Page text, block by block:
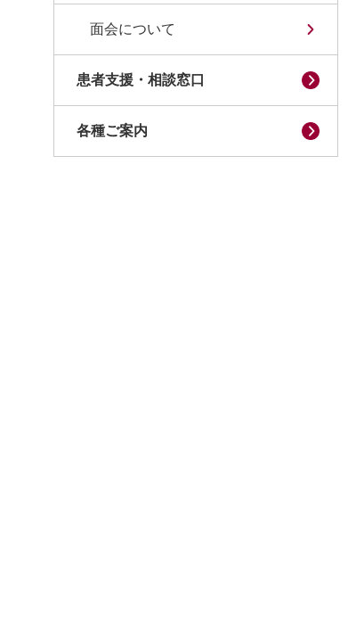
面会について
患者支援・相談窓口
各種ご案内